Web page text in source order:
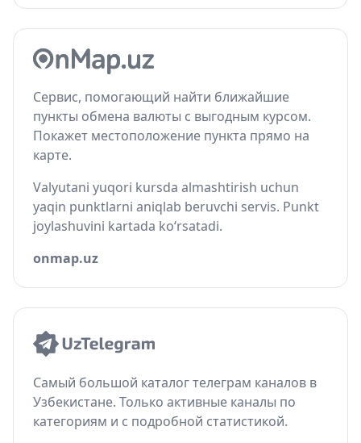
Сервис, помогающий найти ближайшие
пункты обмена валюты с выгодным курсом.
Покажет местоположение пункта прямо на
карте.
Valyutani yuqori kursda almashtirish uchun
yaqin punktlarni aniqlab beruvchi servis. Punkt
joylashuvini kartada ko‘rsatadi.
onmap.uz
Самый большой каталог телеграм каналов в
Узбекистане. Только активные каналы по
категориям и с подробной статистикой.